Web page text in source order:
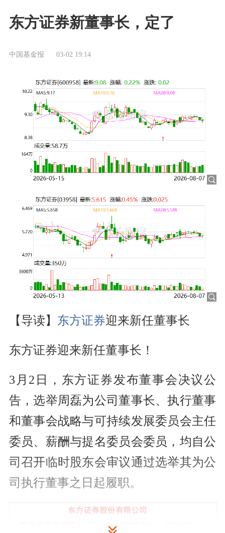
东方证券新董事长，定了
中国基金报 03-02 19:14
【导读】 东方证券迎来新任董事长
东方证券迎来新任董事长！
3月2日，东方证券发布董事会决议公
告，选举周磊为公司董事长、执行董事
和董事会战略与可持续发展委员会主任
委员、薪酬与提名委员会委员，均自公
司召开临时股东会审议通过选举其为公
司执行董事之日起履职。